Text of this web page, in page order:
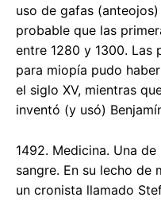
uso de gafas
probable que las
entre 1280 y 1300. Las
para miopía pudo
el siglo XV, mientras
inventó (y usó)
1492. Medicina. Una
sangre. En su lecho de
un cronista llamado